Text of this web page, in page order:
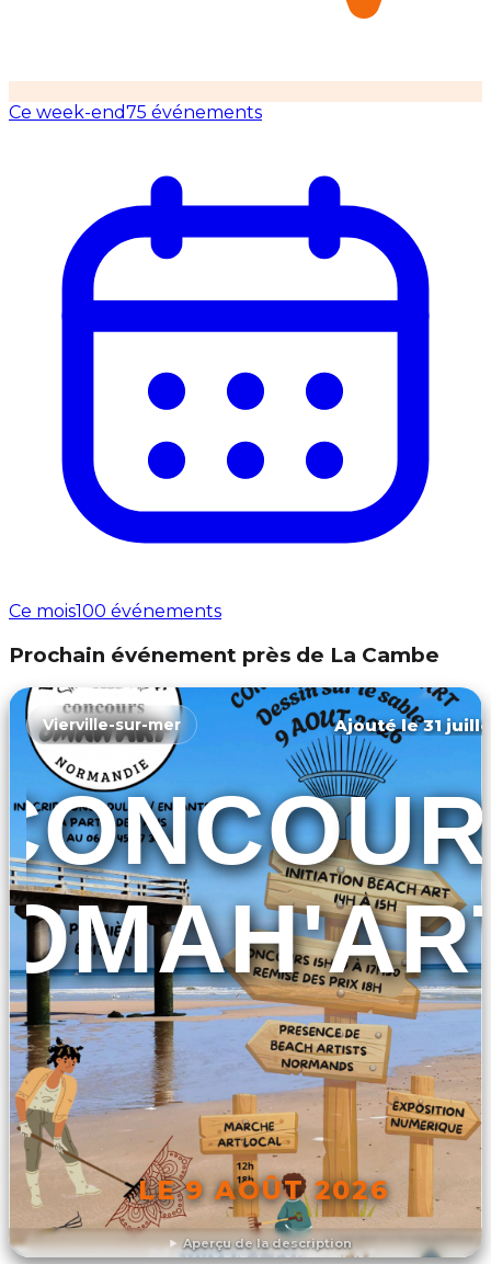
Ce week-end75 événements
Ce mois100 événements
Prochain événement près de La Cambe
Aperçu de la description
Vierville-sur-mer Ajouté le 31
LE 9 AOÛT 2026
DÉCOUVRIR L'ÉVÉNEMENT